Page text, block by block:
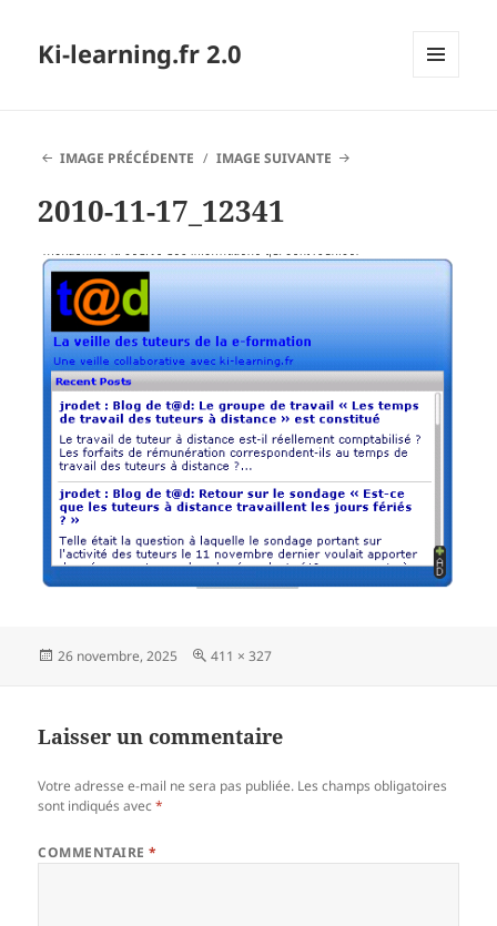
Ki-learning.fr 2.0
IMAGE PRÉCÉDENTE
IMAGE SUIVANTE
2010-11-17_12341
Publié
26 novembre, 2025
Taille
411 × 327
Laisser un commentaire
Votre adresse e-mail ne sera pas publiée. Les champs obligatoires
sont indiqués avec*
COMMENTAIRE*